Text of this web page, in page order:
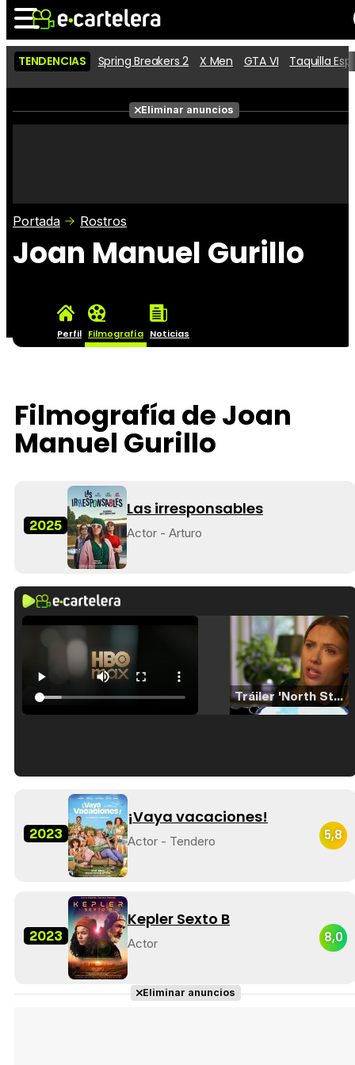
Noticias Cartelera
Películas
Críticas
TENDENCIAS Spring Breakers 2 X Men GTA VI Taquilla
Eliminar anuncios
Portada Rostros
Joan Manuel Gurillo
Perfil Filmografía Noticias
Filmografía de Joan
Manuel Gurillo
2025
Las irresponsables
Actor - Arturo
Tráiler 'North Star' (2023)
2023
¡Vaya vacaciones!
Actor - Tendero 5,8
2023
Kepler Sexto B
Actor 8,0
Eliminar anuncios